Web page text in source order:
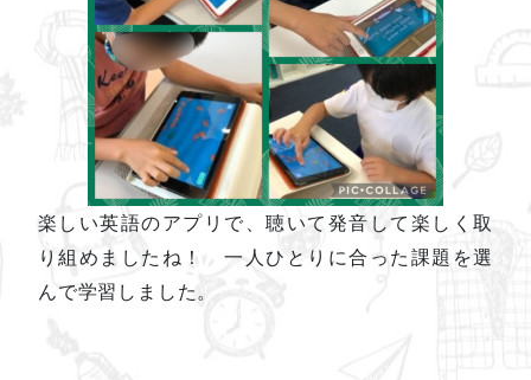
楽しい英語のアプリで、聴いて発音して楽しく取
り組めましたね！ 一人ひとりに合った課題を選
んで学習しました。